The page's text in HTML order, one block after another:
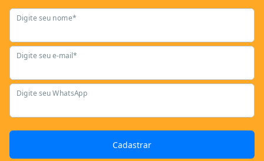
Digite seu nome*
Digite seu e-mail*
Digite seu WhatsApp
Cadastrar